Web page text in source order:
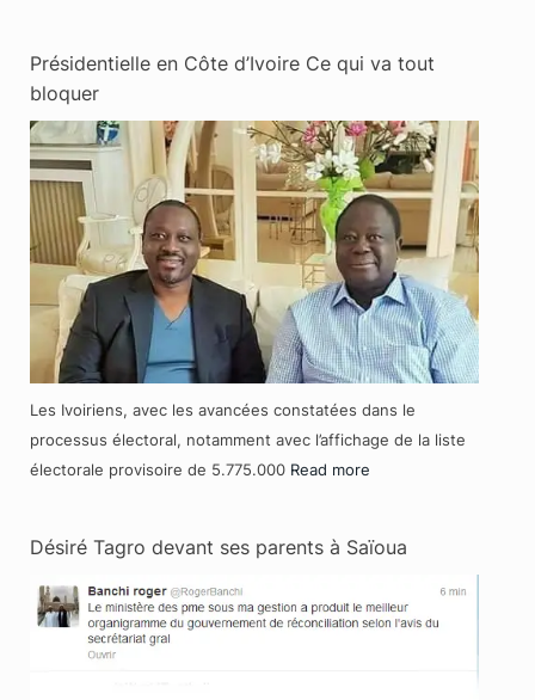
Présidentielle en Côte d’Ivoire Ce qui va tout
bloquer
Les Ivoiriens, avec les avancées constatées dans le
processus électoral, notamment avec l’affichage de la liste
électorale provisoire de 5.775.000 Read more
Désiré Tagro devant ses parents à Saïoua